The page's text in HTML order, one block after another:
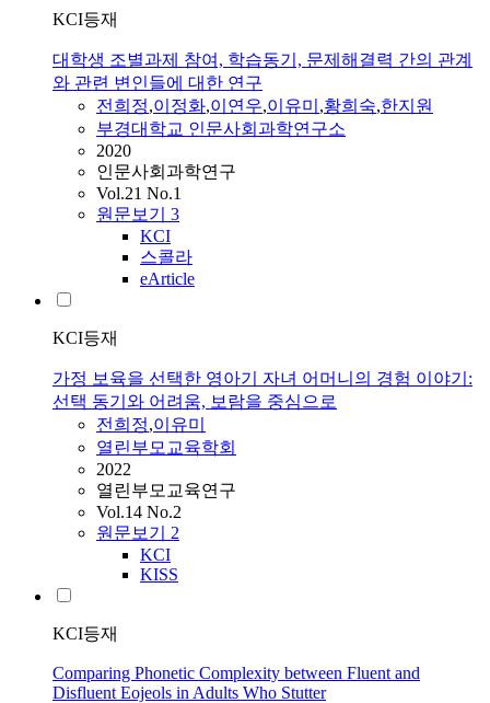
KCI등재
대학생 조별과제 참여, 학습동기, 문제해결력 간의 관계
와 관련 변인들에 대한 연구
전희정,이정화,이연우,이유미 ,황희숙,한지원
부경대학교 인문사회과학연구소
2020
인문사회과학연구
Vol.21 No.1
원문보기 3
KCI
스콜라
eArticle
KCI등재
가정 보육을 선택한 영아기 자녀 어머니의 경험 이야기:
선택 동기와 어려움, 보람을 중심으로
전희정,이유미
열린부모교육학회
2022
열린부모교육연구
Vol.14 No.2
원문보기 2
KCI
KISS
KCI등재
Comparing Phonetic Complexity between Fluent and
Disfluent Eojeols in Adults Who Stutter